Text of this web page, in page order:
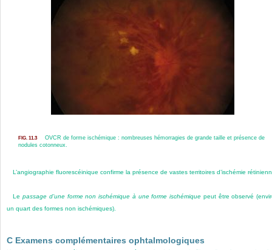
FIG. 11.3 OVCR de forme ischémique : nombreuses hémorragies de grande taille et présence de
nodules cotonneux.
L’angiographie fluorescéinique confirme la présence de vastes territoires d’ischémie
Lepassage d’une forme non ischémique à une forme ischémique peut être observé
un quart des formes non ischémiques).
C Examens complémentaires ophtalmologiques